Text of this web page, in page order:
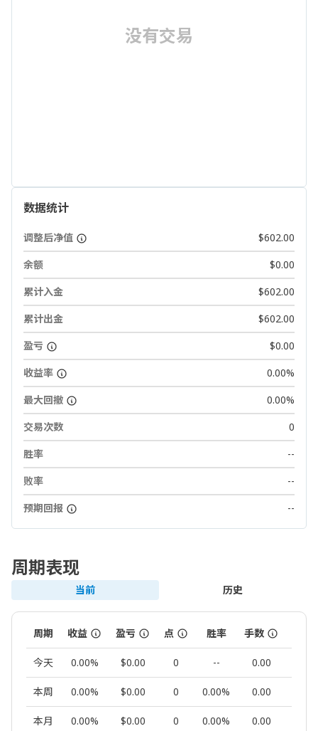
没有交易
数据统计
调整后净值
$602.00
余额
$0.00
累计入金
$602.00
累计出金
$602.00
盈亏
$0.00
收益率
0.00%
最大回撤
0.00%
交易次数
0
胜率
--
败率
--
预期回报
--
周期表现
当前 历史
周期 收益 盈亏 点 胜率 手数
今天 0.00% $0.00 0 -- 0.00
本周 0.00% $0.00 0 0.00% 0.00
本月 0.00% $0.00 0 0.00% 0.00